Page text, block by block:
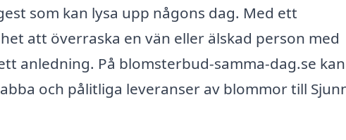
som kan lysa upp någons dag. Med ett
att överraska en vän eller älskad person med
anledning. På blomsterbud-samma-dag.se
och pålitliga leveranser av blommor till